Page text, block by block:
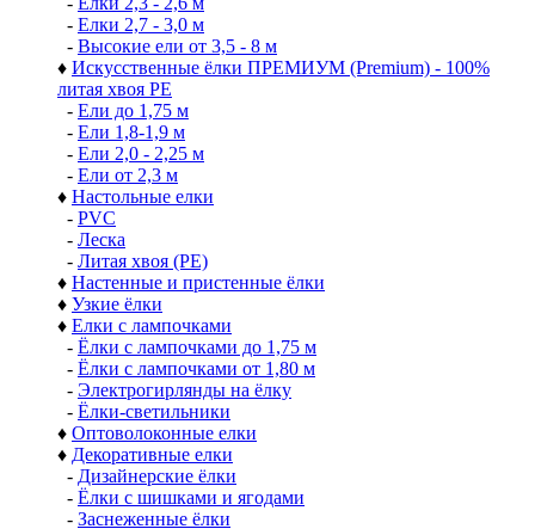
- Елки 2,7 - 3,0 м
- Высокие ели от 3,5 - 8 м
♦ Искусственные ёлки ПРЕМИУМ (Premium) - 100%
литая хвоя РЕ
- Ели до 1,75 м
- Ели 1,8-1,9 м
- Ели 2,0 - 2,25 м
- Ели от 2,3 м
♦ Настольные елки
- PVC
- Леска
- Литая хвоя (РЕ)
♦ Настенные и пристенные ёлки
♦ Узкие ёлки
♦ Елки с лампочками
- Ёлки с лампочками до 1,75 м
- Ёлки с лампочками от 1,80 м
- Электрогирлянды на ёлку
- Ёлки-светильники
♦ Оптоволоконные елки
♦ Декоративные елки
- Дизайнерские ёлки
- Ёлки с шишками и ягодами
- Заснеженные ёлки